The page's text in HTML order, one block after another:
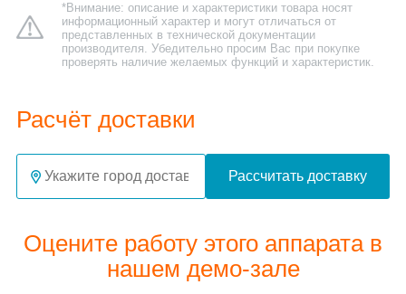
*Внимание: описание и характеристики товара носят
информационный характер и могут отличаться от
представленных в технической документации
производителя. Убедительно просим Вас при покупке
проверять наличие желаемых функций и характеристик.
Расчёт доставки
Рассчитать доставку
Оцените работу этого аппарата в
нашем демо-зале